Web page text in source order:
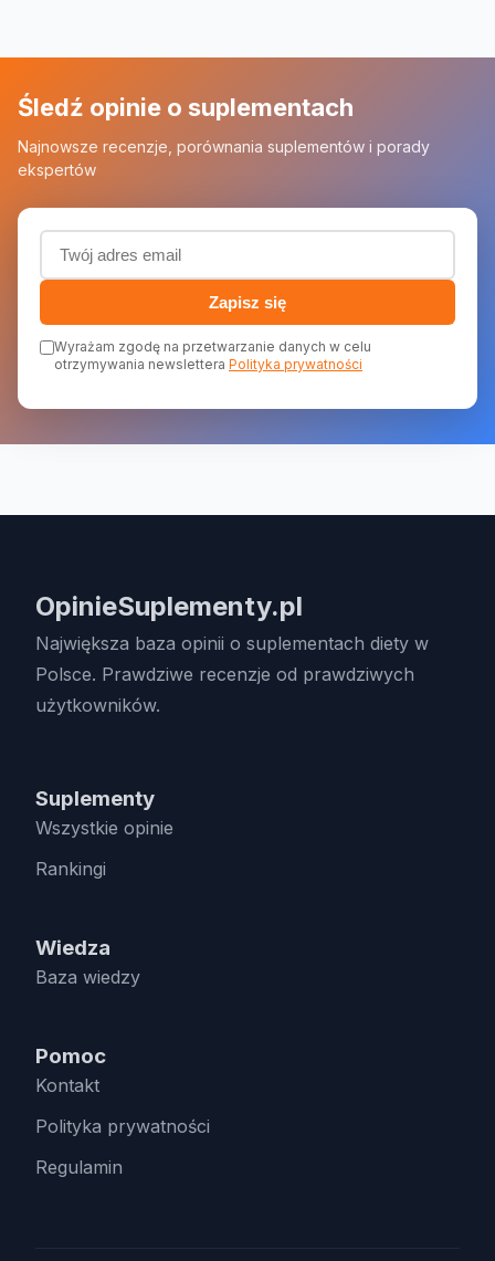
Śledź opinie o suplementach
Najnowsze recenzje, porównania suplementów i porady
ekspertów
Adres email (wymagany)
Zapisz się
Wyrażam zgodę na przetwarzanie danych w celu
otrzymywania newslettera Polityka prywatności
OpinieSuplementy.pl
Największa baza opinii o suplementach diety w
Polsce. Prawdziwe recenzje od prawdziwych
użytkowników.
Suplementy
Wszystkie opinie
Rankingi
Wiedza
Baza wiedzy
Pomoc
Kontakt
Polityka prywatności
Regulamin